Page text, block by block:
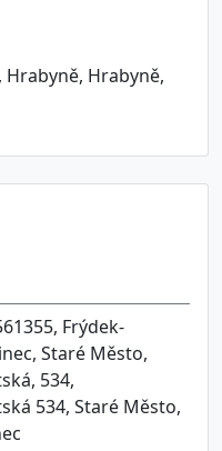
Hrabyně, Hrabyně,
Frýdek-
Staré Město,
534,
534, Staré Město,